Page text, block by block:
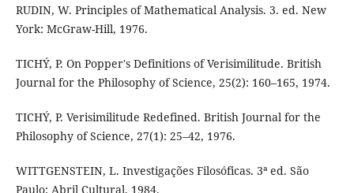
RUDIN, W. Principles of Mathematical Analysis. 3. ed. New
York: McGraw-Hill, 1976.
TICHÝ, P. On Popper's Definitions of Verisimilitude. British
Journal for the Philosophy of Science, 25(2): 160–165, 1974.
TICHÝ, P. Verisimilitude Redefined. British Journal for the
Philosophy of Science, 27(1): 25–42, 1976.
WITTGENSTEIN, L. Investigações Filosóficas. 3ª ed. São
Paulo: Abril Cultural, 1984.